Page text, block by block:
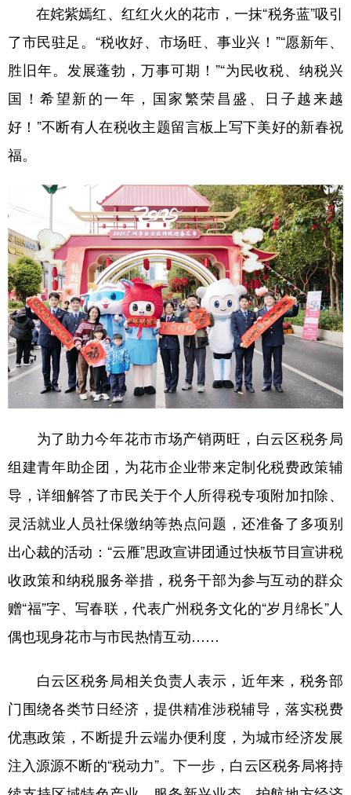
在姹紫嫣红、红红火火的花市，一抹“税务蓝”吸引
了市民驻足。“税收好、市场旺、事业兴！”“愿新年、
胜旧年。发展蓬勃，万事可期！”“为民收税、纳税兴
国！希望新的一年，国家繁荣昌盛、日子越来越
好！”不断有人在税收主题留言板上写下美好的新春祝
福。
为了助力今年花市市场产销两旺，白云区税务局
组建青年助企团，为花市企业带来定制化税费政策辅
导，详细解答了市民关于个人所得税专项附加扣除、
灵活就业人员社保缴纳等热点问题，还准备了多项别
出心裁的活动：“云雁”思政宣讲团通过快板节目宣讲税
收政策和纳税服务举措，税务干部为参与互动的群众
赠“福”字、写春联，代表广州税务文化的“岁月绵长”人
偶也现身花市与市民热情互动……
白云区税务局相关负责人表示，近年来，税务部
门围绕各类节日经济，提供精准涉税辅导，落实税费
优惠政策，不断提升云端办便利度，为城市经济发展
注入源源不断的“税动力”。下一步，白云区税务局将持